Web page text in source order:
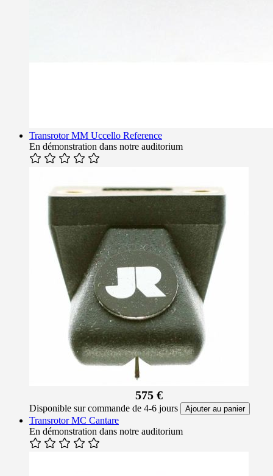
Transrotor MM Uccello Reference
En démonstration dans notre auditorium
575 €
Disponible sur commande de 4-6 jours Ajouter au panier
Transrotor MC Cantare
En démonstration dans notre auditorium